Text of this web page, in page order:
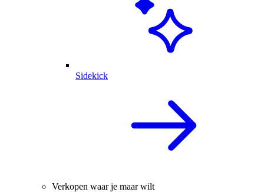
Sidekick
Verkopen waar je maar wilt